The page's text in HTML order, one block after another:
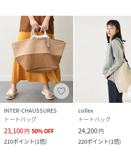
GRAY：モデル身長158cm/着用サイ
GREIGE：モデル身長157cm/着用サ
*商品画像はできる限り実物の色に
りますが、お使いのデバイスのモニ
等の閲覧環境により実際の色味と異
います。
*画像の商品はサンプルです。実際
異なる場合があります。予めご了承
性別タイプ レディース
INTER-CHAUSSURES
トートバッグ
23,100円 50%OFF
210ポイント(1倍)
collex
トートバッグ
24,200円
220ポイント(1倍)